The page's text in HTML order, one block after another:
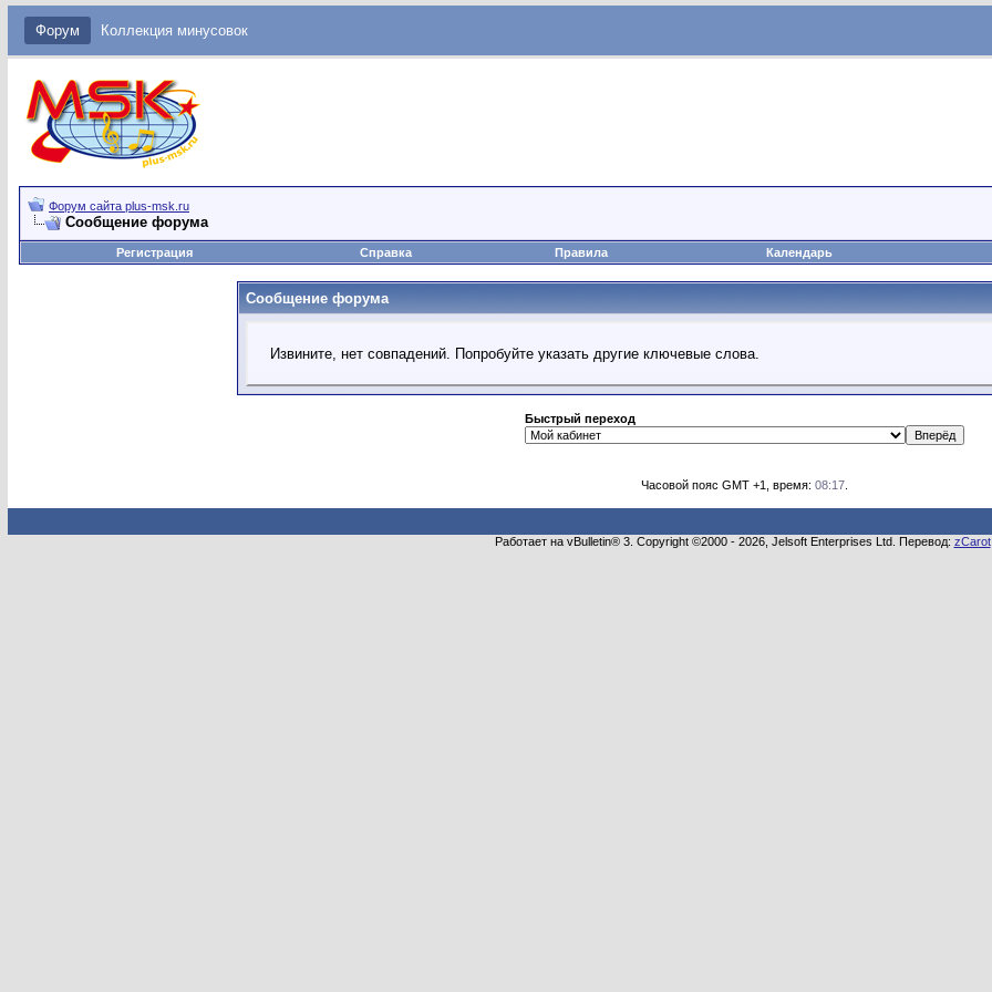
Форум Коллекция минусовок
Форум сайта plus-msk.ru
Сообщение форума
Регистрация
Справка Правила Календарь
Сообщение форума
Извините, нет совпадений. Попробуйте указать другие ключевые слова.
Быстрый переход
Часовой пояс GMT +1, время: 08:17.
Работает на vBulletin® 3. Copyright ©2000 - 2026, Jelsoft Enterprises Ltd. Перевод: zCarot.